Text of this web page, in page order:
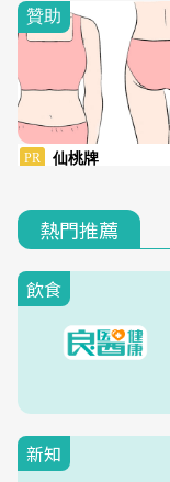
熱門推薦
飲食
新知